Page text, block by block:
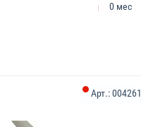
0 мес
Арт.:004261